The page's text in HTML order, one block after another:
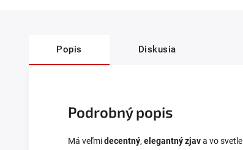
Popis Diskusia
Podrobný popis
Má veľmidecentný, elegantný zjava vo svetle